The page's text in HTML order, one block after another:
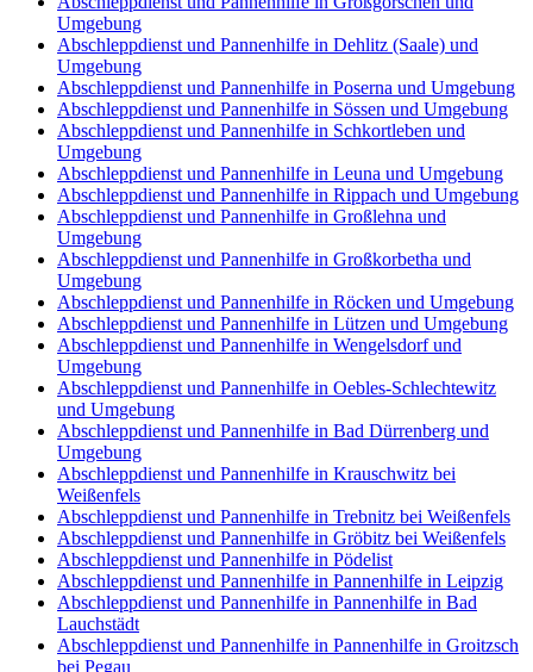
Umgebung
Abschleppdienst und Pannenhilfe in Dehlitz (Saale) und
Umgebung
Abschleppdienst und Pannenhilfe in Poserna und Umgebung
Abschleppdienst und Pannenhilfe in Sössen und Umgebung
Abschleppdienst und Pannenhilfe in Schkortleben und
Umgebung
Abschleppdienst und Pannenhilfe in Leuna und Umgebung
Abschleppdienst und Pannenhilfe in Rippach und Umgebung
Abschleppdienst und Pannenhilfe in Großlehna und
Umgebung
Abschleppdienst und Pannenhilfe in Großkorbetha und
Umgebung
Abschleppdienst und Pannenhilfe in Röcken und Umgebung
Abschleppdienst und Pannenhilfe in Lützen und Umgebung
Abschleppdienst und Pannenhilfe in Wengelsdorf und
Umgebung
Abschleppdienst und Pannenhilfe in Oebles-Schlechtewitz
und Umgebung
Abschleppdienst und Pannenhilfe in Bad Dürrenberg und
Umgebung
Abschleppdienst und Pannenhilfe in Krauschwitz bei
Weißenfels
Abschleppdienst und Pannenhilfe in Trebnitz bei Weißenfels
Abschleppdienst und Pannenhilfe in Gröbitz bei Weißenfels
Abschleppdienst und Pannenhilfe in Pödelist
Abschleppdienst und Pannenhilfe in Pannenhilfe in Leipzig
Abschleppdienst und Pannenhilfe in Pannenhilfe in Bad
Lauchstädt
Abschleppdienst und Pannenhilfe in Pannenhilfe in Groitzsch
bei Pegau